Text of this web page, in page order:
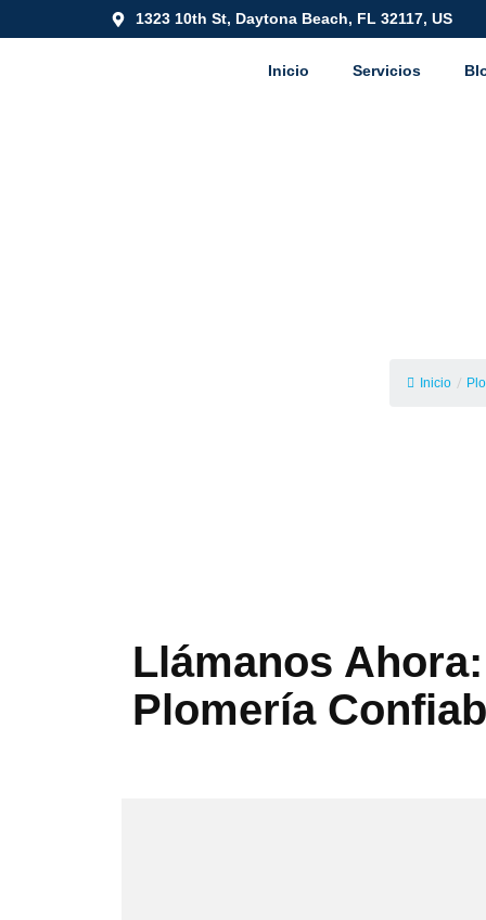
1323 10th St, Daytona Beach, FL 32117, US
Inicio Servicios
Inicio /
Llámanos
Plomería